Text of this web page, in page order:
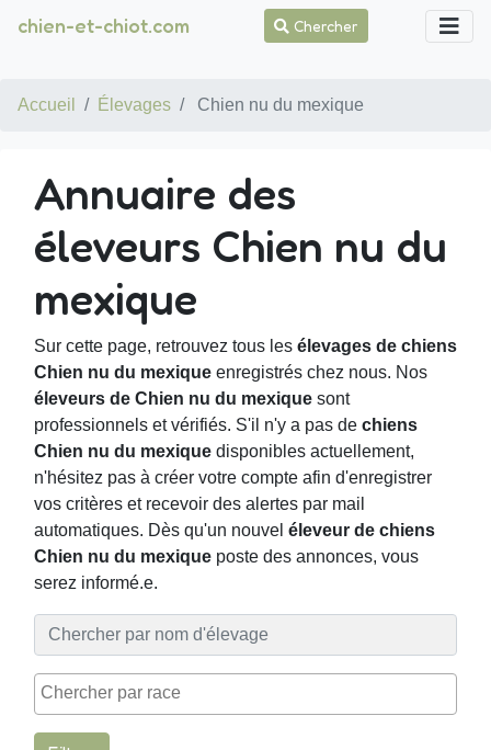
chien-et-chiot.com Chercher
Accueil Élevages Chien nu du mexique
Annuaire des
éleveurs Chien nu du
mexique
Sur cette page, retrouvez tous les élevages de chiens
Chien nu du mexique enregistrés chez nous. Nos
éleveurs de Chien nu du mexique sont
professionnels et vérifiés. S'il n'y a pas de chiens
Chien nu du mexique disponibles actuellement,
n'hésitez pas à créer votre compte afin d'enregistrer
vos critères et recevoir des alertes par mail
automatiques. Dès qu'un nouvel éleveur de chiens
Chien nu du mexique poste des annonces, vous
serez informé.e.